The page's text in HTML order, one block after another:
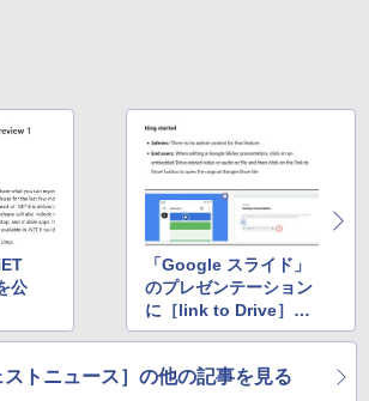
公
「Google スライド」
のプレゼンテーション
に［link to Drive］ボ
タンが追加 ほか
ストニュース］の他の記事を見る